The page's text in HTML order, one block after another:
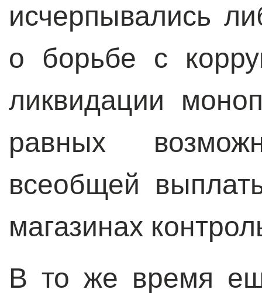
исчерпывались
о борьбе с
ликвидации
равных
всеобщей
магазинах
В то же время